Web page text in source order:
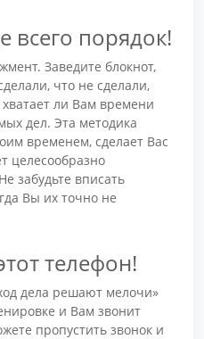
всего порядок!
Заведите блокнот,
что не сделали,
ли Вам времени
дел. Эта методика
временем, сделает Вас
целесообразно
забудьте вписать
Вы их точно не
телефон!
дела решают мелочи»
и Вам звонит
пропустить звонок и